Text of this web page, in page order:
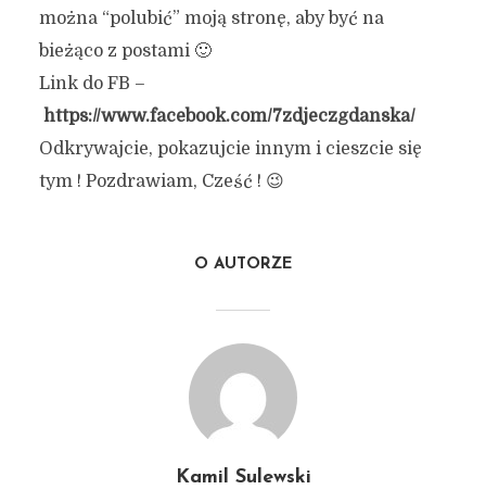
można “polubić” moją stronę, aby być na
bieżąco z postami 🙂
Link do FB –
https://www.facebook.com/7zdjeczgdanska/
Odkrywajcie, pokazujcie innym i cieszcie się
tym ! Pozdrawiam, Cześć ! 😉
O AUTORZE
Kamil Sulewski